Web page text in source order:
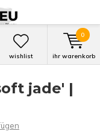
wishlist ihr warenkorb
0
jade' |